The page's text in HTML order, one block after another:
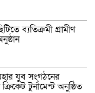
ব্যতিক্রমী গ্রামীণ
যুব সংগঠনের
টুর্নামেন্ট অনুষ্ঠিত